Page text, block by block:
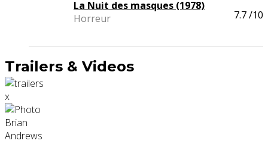
La Nuit des masques (1978)
Horreur
7.7/10
Trailers & Videos
x